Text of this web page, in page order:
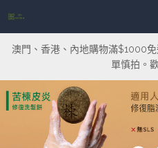
澳門、香港、內地購物滿$1000
單慎拍。